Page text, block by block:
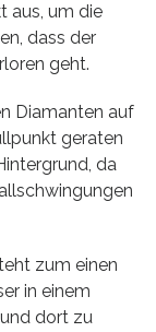
aus, um die
dass der
geht.
Diamanten auf
geraten
da
zum einen
in einem
dort zu